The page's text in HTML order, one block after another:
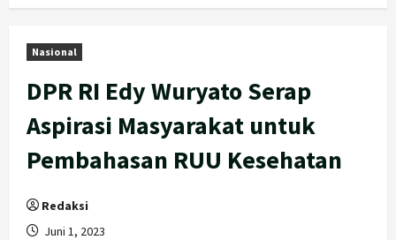
Nasional
DPR RI Edy Wuryato Serap
Aspirasi Masyarakat untuk
Pembahasan RUU Kesehatan
Redaksi
Juni 1, 2023